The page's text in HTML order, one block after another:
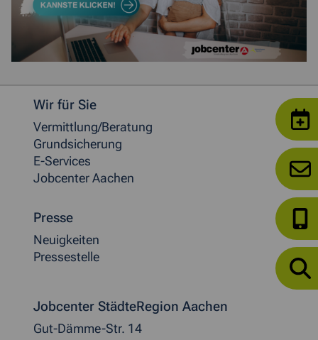
Weitere allgemeine Informationen
Wir für Sie
Vermittlung/Beratung
Grundsicherung
E-Services
Jobcenter Aachen
Presse
Neuigkeiten
Pressestelle
Jobcenter StädteRegion Aachen
Gut-Dämme-Str. 14